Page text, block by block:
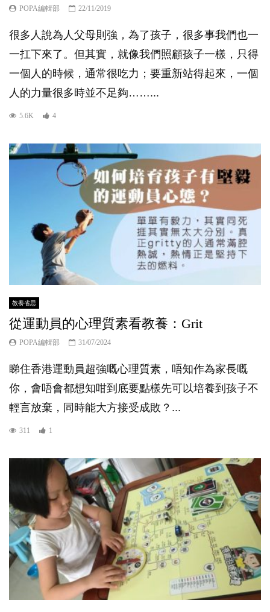
POPA編輯部 22/11/2019
很多人說為人父母則強，為了孩子，很多事我們也一
一扛下來了。但其實，就像我們照顧孩子一樣，只得
一個人的時候，通常很吃力；要重新站得起來，一個
人的力量很多時並不足夠……...
5.6K 4
教養省思
從運動員的心理質素看教養：Grit
POPA編輯部 31/07/2024
睇住香港運動員超強嘅心理質素，唔知作為家長嘅
你，會唔會都想知咁到底要點樣先可以培養到孩子不
輕言放棄，同時能大方接受成敗？...
311 1